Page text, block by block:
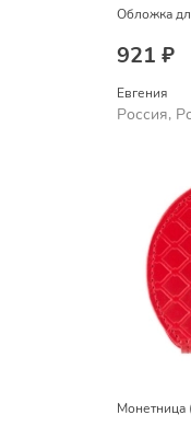
Обложка
921 ₽
Евгения
Россия,
Монетница